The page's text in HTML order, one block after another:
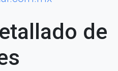
de